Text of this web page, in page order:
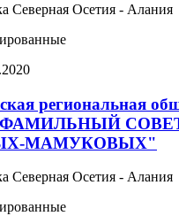
Северная Осетия - Алания
региональная
"ФАМИЛЬНЫЙ
МАМУКОВЫХ"
Северная Осетия - Алания